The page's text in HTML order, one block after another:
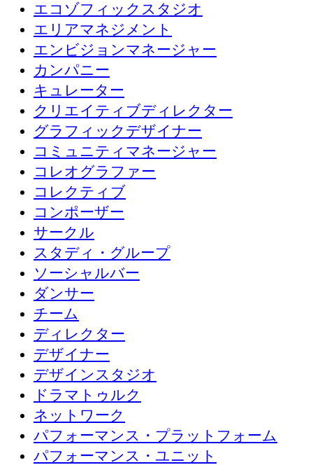
エコゾフィックスタジオ
エリアマネジメント
エンビジョンマネージャー
カンパニー
キュレーター
クリエイティブディレクター
グラフィックデザイナー
コミュニティマネージャー
コレオグラファー
コレクティブ
コンポーザー
サークル
スタディ・グループ
ソーシャルバー
ダンサー
チーム
ディレクター
デザイナー
デザインスタジオ
ドラマトゥルク
ネットワーク
パフォーマンス・プラットフォーム
パフォーマンス・ユニット